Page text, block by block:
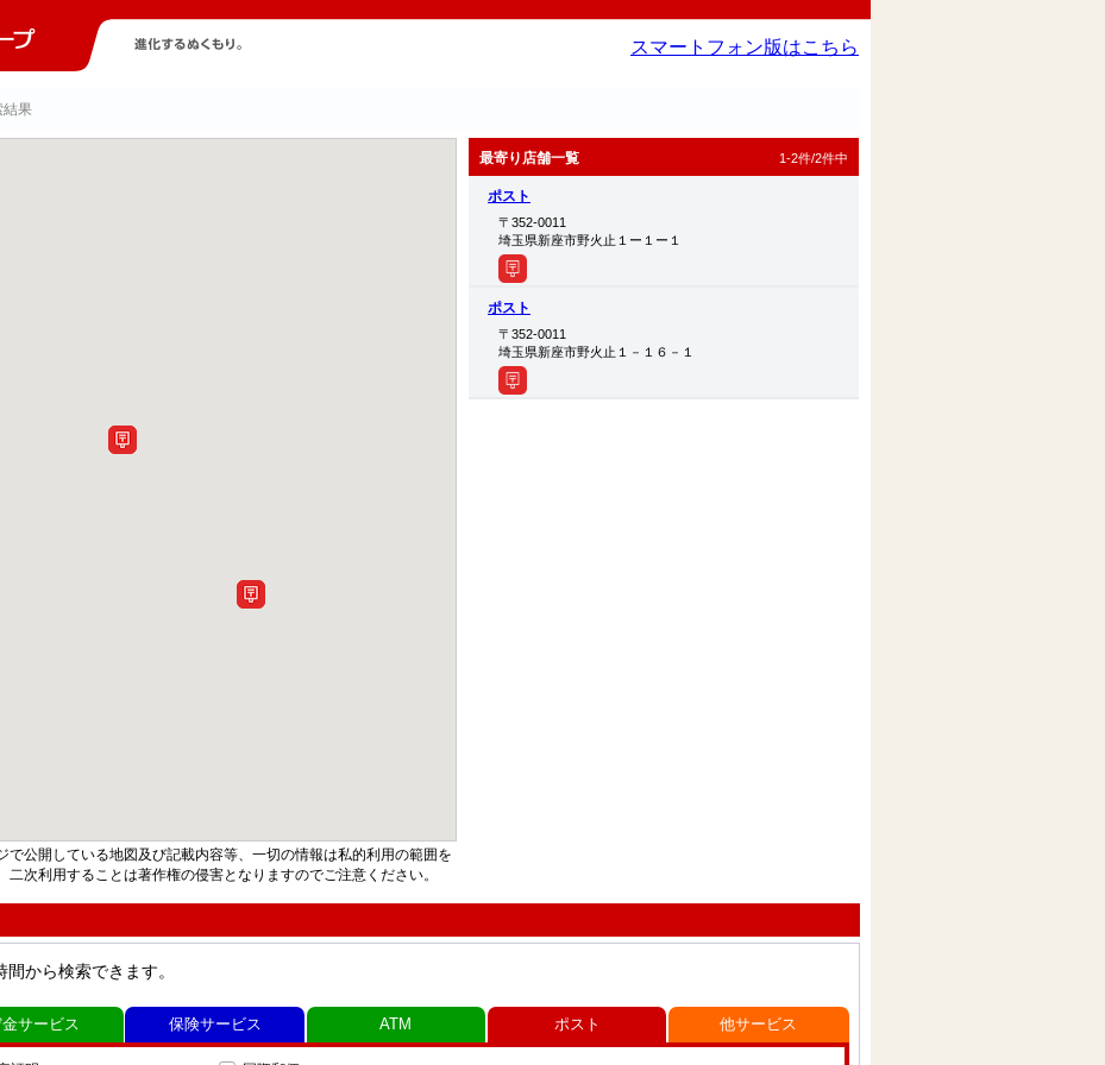
スマートフォン版はこちら
果
最寄り店舗一覧 1-2件/2件中
ポスト
〒352-0011
埼玉県新座市野火止１ー１ー１
ポスト
〒352-0011
埼玉県新座市野火止１－１６－１
で公開している地図及び記載内容等、一切の情報は私的利用の範囲を
次利用することは著作権の侵害となりますのでご注意ください。
から検索できます。
サービス 保険サービス ATM ポスト 他サービス